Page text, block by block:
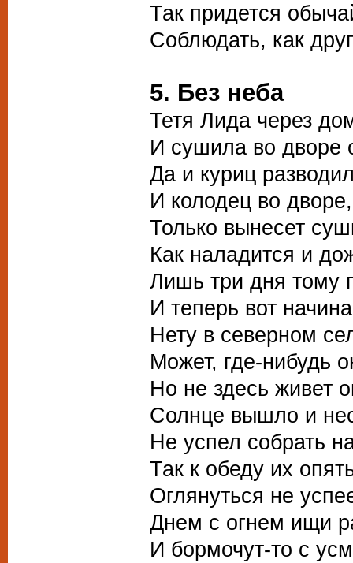
Так придется
Соблюдать, как
5. Без неба
Тетя Лида через
И сушила во дворе
Да и куриц
И колодец во
Только вынесет
Как наладится и
Лишь три дня тому
И теперь вот
Нету в северном
Может, где-нибудь
Но не здесь живет
Солнце вышло и
Не успел собрать
Так к обеду их
Оглянуться не
Днем с огнем ищи
И бормочут-то с